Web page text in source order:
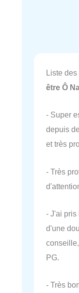
Liste
être Ô
- Super
depuis
et très
- Très
- J'ai pris
d'une
PG.
- Très